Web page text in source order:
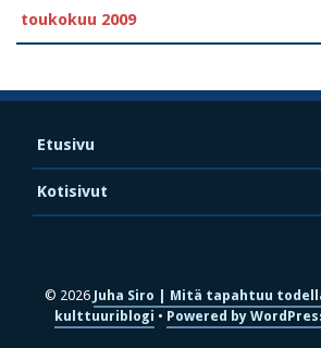
toukokuu 2009
Etusivu
Kotisivut
© 2026 Juha Siro | Mitä tapahtuu
kulttuuriblogi
Powered by